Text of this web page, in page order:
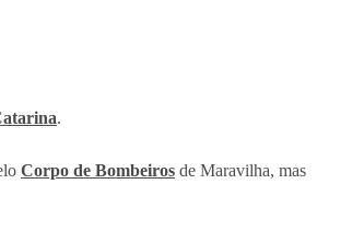
.
Corpo de Bombeiros de Maravilha, mas